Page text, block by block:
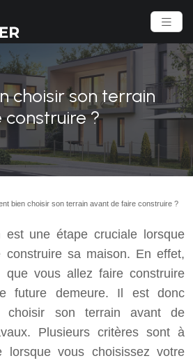
choisir son terrain
?
bien choisir son terrain avant de faire construire ?
une étape cruciale lorsque
construire sa maison. En effet,
que vous allez faire construire
future demeure. Il est donc
choisir son terrain avant de
Plusieurs critères sont à
lorsque vous choisissez votre